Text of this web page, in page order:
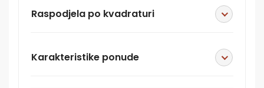
Raspodjela po kvadraturi
Karakteristike ponude